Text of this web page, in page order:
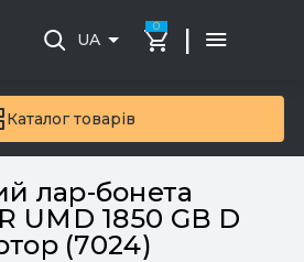
Каталог товарів
UA
0 |
лар-бонета
UMD 1850 GB D
(7024)